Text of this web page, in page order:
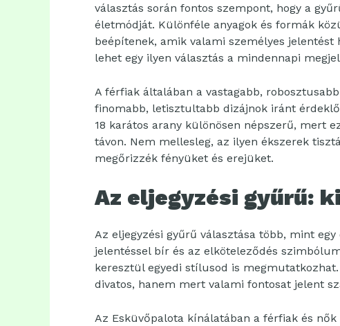
választás során fontos szempont, hogy a
életmódját. Különféle anyagok és formák
beépítenek, amik valami személyes
lehet egy ilyen választás a mindennapi
A férfiak általában a vastagabb,
finomabb, letisztultabb dizájnok iránt
18 karátos arany különösen népszerű, mert
távon. Nem mellesleg, az ilyen ékszerek
megőrizzék fényüket és erejüket.
Az eljegyzési gyűrű:
Az eljegyzési gyűrű választása több, mint
jelentéssel bír és az elköteleződés
keresztül egyedi stílusod is
divatos, hanem mert valami fontosat jelent
Az Esküvőpalota kínálatában a férfiak és